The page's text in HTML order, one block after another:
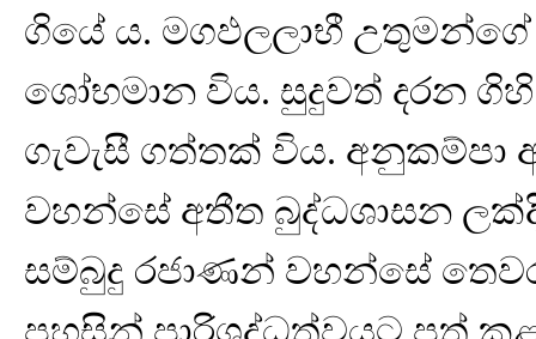
ගියේ ය. මගඵලලාභී
ශෝභමාන විය. සුදුවත් දරන
ගැවැසී ගත්තක් විය. අනුකම්පා
වහන්සේ අතීත බුද්ධශාසන
සම්බුදු රජාණන් වහන්සේ